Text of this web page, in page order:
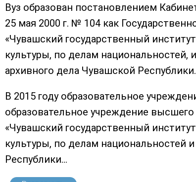
Вуз образован постановлением
25 мая 2000 г. № 104 как
«Чувашский государственный
культуры, по делам
архивного дела Чувашской Республики.
В 2015 году образовательное
образовательное учреждение
«Чувашский государственный
культуры, по делам национальностей
Республики...